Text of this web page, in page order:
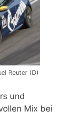
Reuter (D)
und
Mix bei